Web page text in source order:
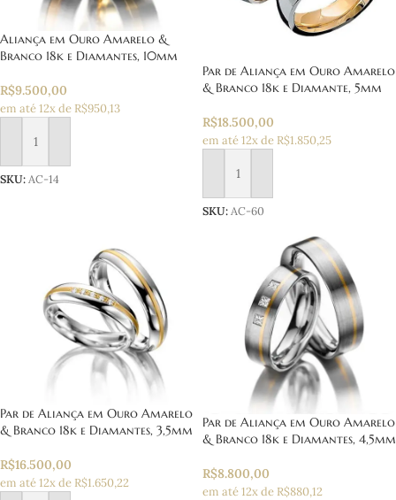
Aliança em Ouro Amarelo &
Branco 18k e Diamantes, 10mm
R$9.500,00
em até 12x de R$950,13
Adicionar ao carrinho
SKU:AC-14
Par de Aliança em Ouro Amarelo
& Branco 18k e Diamante, 5mm
R$18.500,00
em até 12x de R$1.850,25
Adicionar ao carrinho
SKU:AC-60
Par de Aliança em Ouro Amarelo
& Branco 18k e Diamantes, 3,5mm
R$16.500,00
em até 12x de R$1.650,22
Par de Aliança em Ouro Amarelo
& Branco 18k e Diamantes, 4,5mm
R$8.800,00
em até 12x de R$880,12